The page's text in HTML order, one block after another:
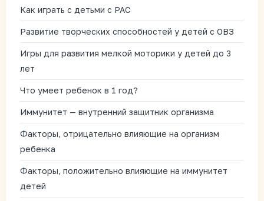
Как играть с детьми с РАС
Развитие творческих способностей у детей с ОВЗ
Игры для развития мелкой моторики у детей до 3
лет
Что умеет ребенок в 1 год?
Иммунитет — внутренний защитник организма
Факторы, отрицательно влияющие на организм
ребенка
Факторы, положительно влияющие на иммунитет
детей